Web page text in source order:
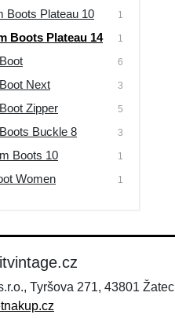
Boots Plateau 10 1
Boots Plateau 14 1
6
Next 3
Zipper 5
Buckle 8 3
Boots 10 1
Women 1
Tyršova 271, 43801 Žatec